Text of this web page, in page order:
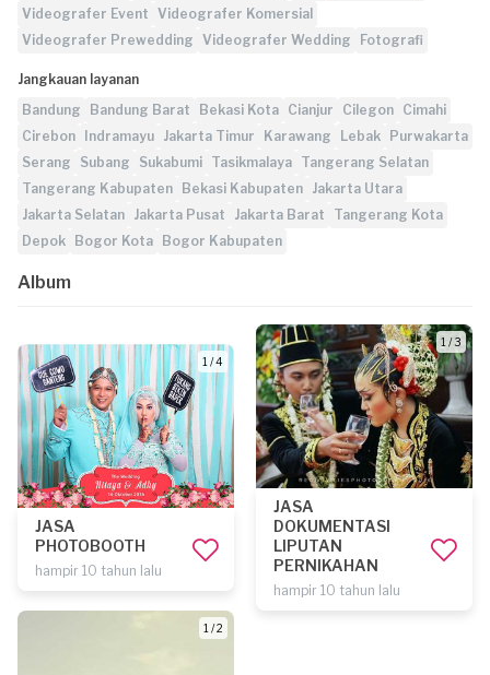
Videografer Event Videografer Komersial
Videografer Prewedding Videografer Wedding Fotografi
Jangkauan layanan
Bandung
Bandung Barat Bekasi Kota Cianjur Cilegon Cimahi
Cirebon
Indramayu Jakarta Timur Karawang Lebak
Purwakarta
Serang
Subang Sukabumi Tasikmalaya Tangerang Selatan
Tangerang Kabupaten
Bekasi Kabupaten Jakarta Utara
Jakarta Selatan Jakarta Pusat Jakarta Barat
Tangerang Kota
Depok
Bogor Kota Bogor Kabupaten
Album
1 / 4
JASA
PHOTOBOOTH
hampir 10 tahun lalu
1 / 3
JASA
DOKUMENTASI
LIPUTAN
PERNIKAHAN
hampir 10 tahun lalu
1 / 2